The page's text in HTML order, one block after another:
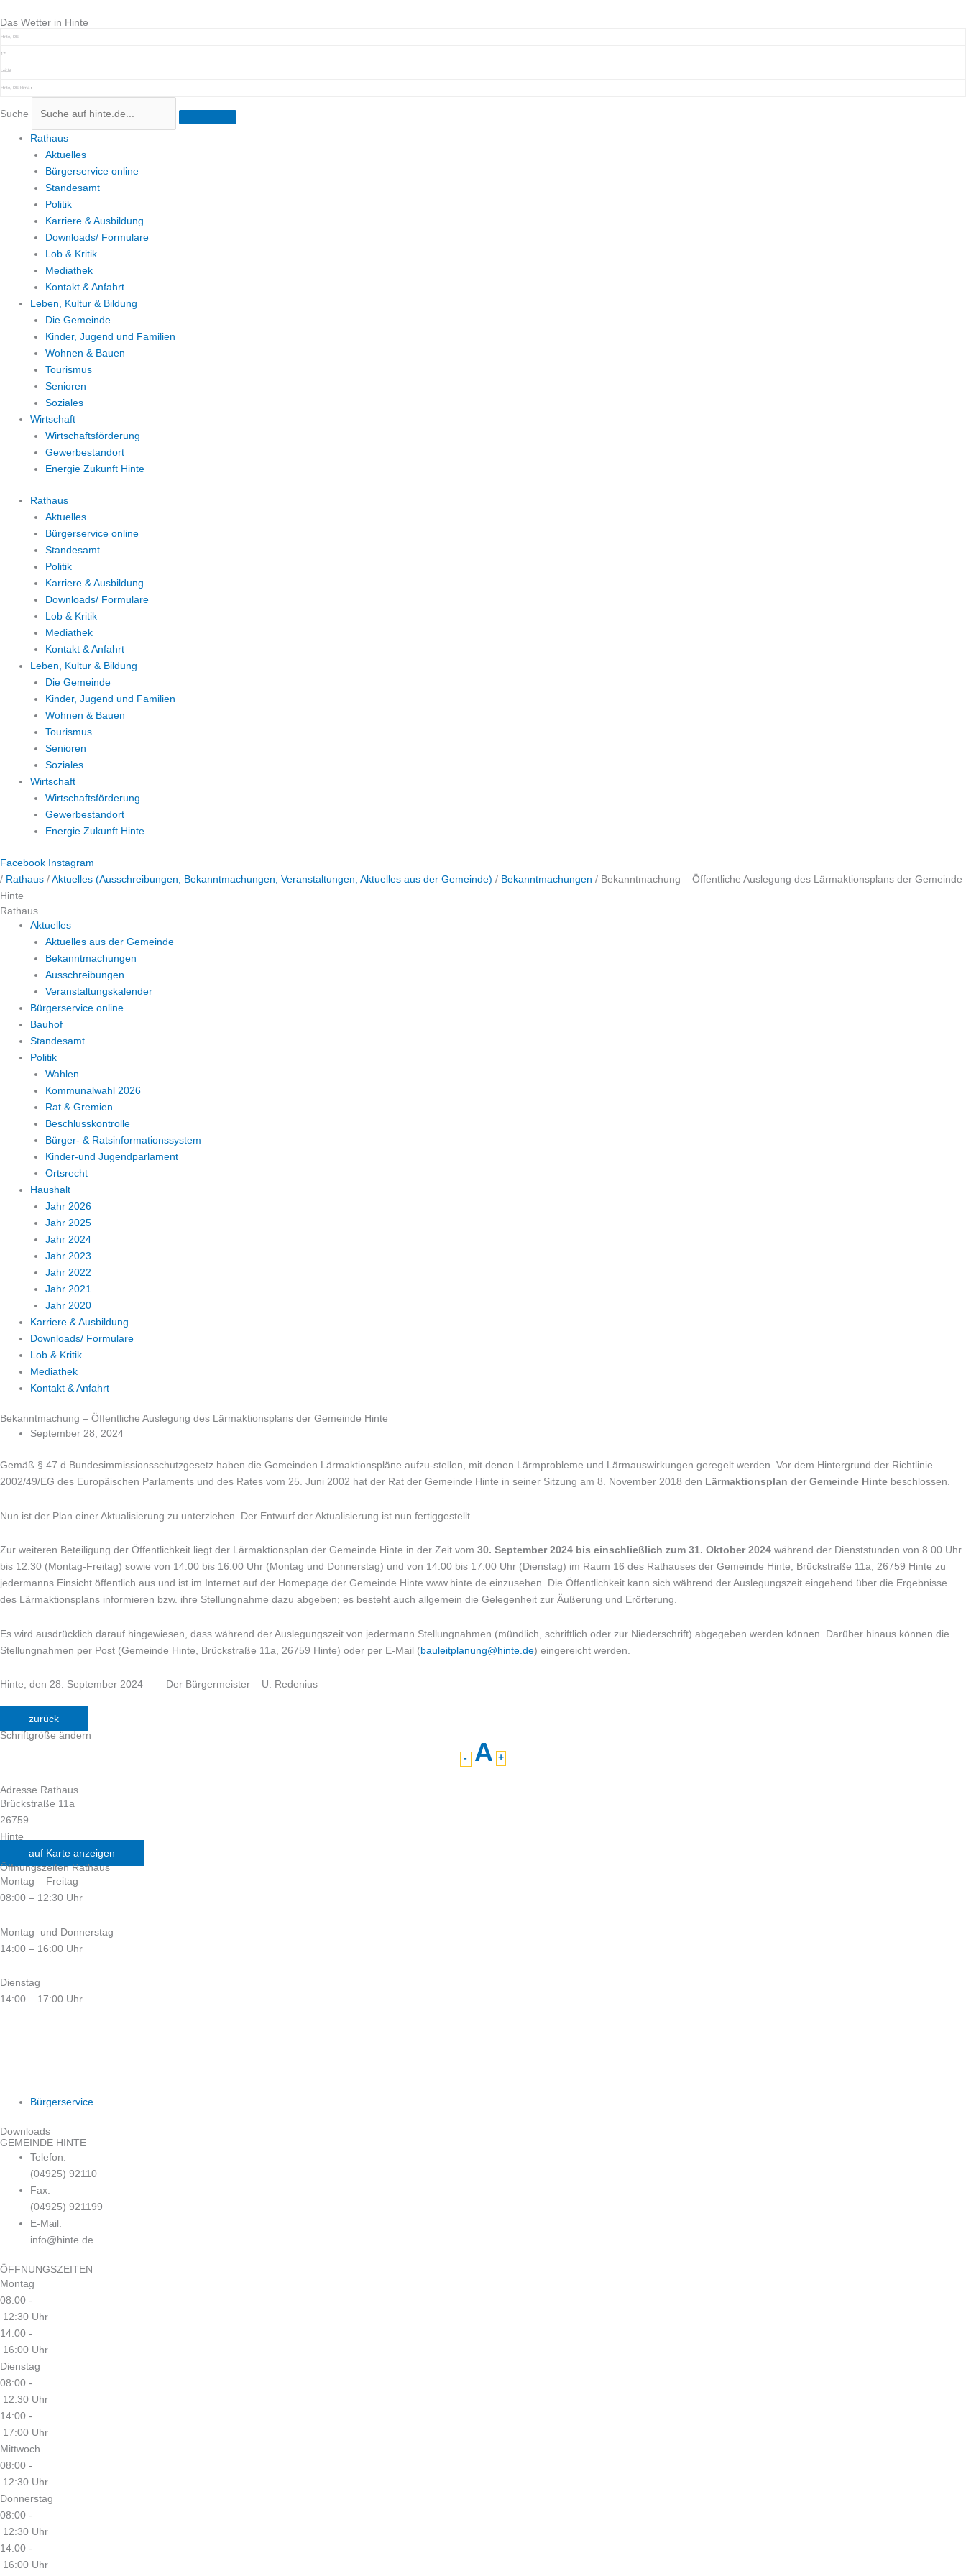
Inhalt
springen
Das Wetter in Hinte
Hinte, DE
17°
Leicht
Hinte, DE klima ▸
Suche
Rathaus
Aktuelles
Bürgerservice online
Standesamt
Politik
Karriere & Ausbildung
Downloads/ Formulare
Lob & Kritik
Mediathek
Kontakt & Anfahrt
Leben, Kultur & Bildung
Die Gemeinde
Kinder, Jugend und Familien
Wohnen & Bauen
Tourismus
Senioren
Soziales
Wirtschaft
Wirtschaftsförderung
Gewerbestandort
Energie Zukunft Hinte
Rathaus
Aktuelles
Bürgerservice online
Standesamt
Politik
Karriere & Ausbildung
Downloads/ Formulare
Lob & Kritik
Mediathek
Kontakt & Anfahrt
Leben, Kultur & Bildung
Die Gemeinde
Kinder, Jugend und Familien
Wohnen & Bauen
Tourismus
Senioren
Soziales
Wirtschaft
Wirtschaftsförderung
Gewerbestandort
Energie Zukunft Hinte
Facebook Instagram
/ Rathaus /Aktuelles (Ausschreibungen, Bekanntmachungen, Veranstaltungen, Aktuelles aus der Gemeinde) / Bekanntmachungen / Bekanntmachung – Öffentliche Auslegung des Lärmaktionsplans der Gemeinde
Hinte
Rathaus
Aktuelles
Aktuelles aus der Gemeinde
Bekanntmachungen
Ausschreibungen
Veranstaltungskalender
Bürgerservice online
Bauhof
Standesamt
Politik
Wahlen
Kommunalwahl 2026
Rat & Gremien
Beschlusskontrolle
Bürger- & Ratsinformationssystem
Kinder-und Jugendparlament
Ortsrecht
Haushalt
Jahr 2026
Jahr 2025
Jahr 2024
Jahr 2023
Jahr 2022
Jahr 2021
Jahr 2020
Karriere & Ausbildung
Downloads/ Formulare
Lob & Kritik
Mediathek
Kontakt & Anfahrt
Bekanntmachung – Öffentliche Auslegung des Lärmaktionsplans der Gemeinde Hinte
September 28, 2024
Gemäß § 47 d Bundesimmissionsschutzgesetz haben die Gemeinden Lärmaktionspläne aufzu-stellen, mit denen Lärmprobleme und Lärmauswirkungen geregelt werden. Vor dem Hintergrund der Richtlinie
2002/49/EG des Europäischen Parlaments und des Rates vom 25. Juni 2002 hat der Rat der Gemeinde Hinte in seiner Sitzung am 8. November 2018 den Lärmaktionsplan der Gemeinde Hinte beschlossen.
Nun ist der Plan einer Aktualisierung zu unterziehen. Der Entwurf der Aktualisierung ist nun fertiggestellt.
Zur weiteren Beteiligung der Öffentlichkeit liegt der Lärmaktionsplan der Gemeinde Hinte in der Zeit vom 30. September 2024 bis einschließlich zum 31. Oktober 2024 während der Dienststunden von 8.00 Uhr
bis 12.30 (Montag-Freitag) sowie von 14.00 bis 16.00 Uhr (Montag und Donnerstag) und von 14.00 bis 17.00 Uhr (Dienstag) im Raum 16 des Rathauses der Gemeinde Hinte, Brückstraße 11a, 26759 Hinte zu
jedermanns Einsicht öffentlich aus und ist im Internet auf der Homepage der Gemeinde Hinte www.hinte.de einzusehen. Die Öffentlichkeit kann sich während der Auslegungszeit eingehend über die Ergebnisse
des Lärmaktionsplans informieren bzw. ihre Stellungnahme dazu abgeben; es besteht auch allgemein die Gelegenheit zur Äußerung und Erörterung.
Es wird ausdrücklich darauf hingewiesen, dass während der Auslegungszeit von jedermann Stellungnahmen (mündlich, schriftlich oder zur Niederschrift) abgegeben werden können. Darüber hinaus können die
Stellungnahmen per Post (Gemeinde Hinte, Brückstraße 11a, 26759 Hinte) oder per E-Mail (bauleitplanung@hinte.de) eingereicht werden.
Hinte, den 28. September 2024 Der Bürgermeister U. Redenius
zurück
Schriftgröße ändern
-
A +
Adresse Rathaus
Brückstraße 11a
26759
Hinte
auf Karte anzeigen
Öffnungszeiten Rathaus
Montag – Freitag
08:00 – 12:30 Uhr
Montag und Donnerstag
14:00 – 16:00 Uhr
Dienstag
14:00 – 17:00 Uhr
Bürgerservice
Downloads
GEMEINDE HINTE
Telefon:
(04925) 92110
Fax:
(04925) 921199
E-Mail:
info@hinte.de
ÖFFNUNGSZEITEN
Montag
08:00 -
12:30 Uhr
14:00 -
16:00 Uhr
Dienstag
08:00 -
12:30 Uhr
14:00 -
17:00 Uhr
Mittwoch
08:00 -
12:30 Uhr
Donnerstag
08:00 -
12:30 Uhr
14:00 -
16:00 Uhr